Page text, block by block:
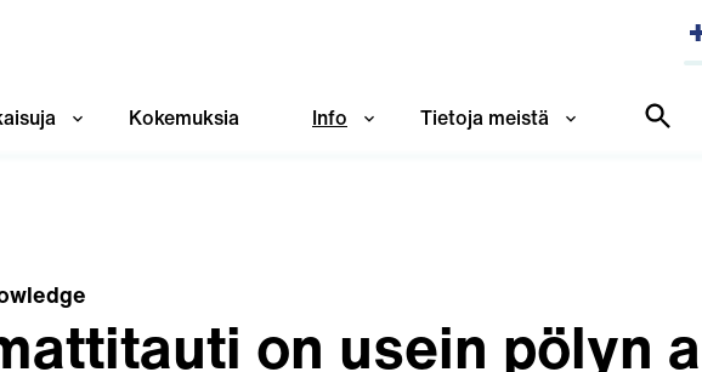
Kokemuksia Info Tietoja meistä
on usein pölyn